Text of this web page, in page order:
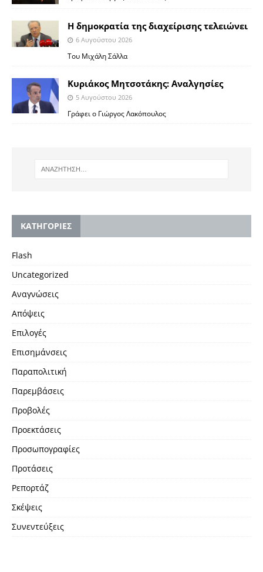
Η δημοκρατία της διαχείρισης τελειώνει
6 Αυγούστου 2026
Του Μιχάλη Σάλλα
Κυριάκος Μητσοτάκης: Αναλγησίες
5 Αυγούστου 2026
Γράφει ο Γιώργος Λακόπουλος
KΑΤΗΓΟΡΙΕΣ
Flash
Uncategorized
Αναγνώσεις
Απόψεις
Επιλογές
Επισημάνσεις
Παραπολιτική
Παρεμβάσεις
Προβολές
Προεκτάσεις
Προσωπογραφίες
Προτάσεις
Ρεπορτάζ
Σκέψεις
Συνεντεύξεις